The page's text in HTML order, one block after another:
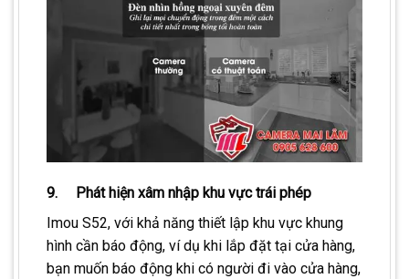
9. Phát hiện xâm nhập khu vực trái phép
Imou S52, với khả năng thiết lập khu vực khung
hình cần báo động, ví dụ khi lắp đặt tại cửa hàng,
bạn muốn báo động khi có người đi vào cửa hàng,